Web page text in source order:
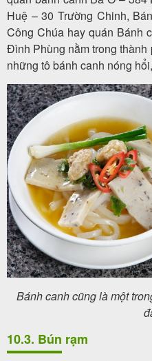
Huệ – 30 Trường Chinh,
Công Chúa hay quán Bánh
Đình Phùng nằm trong
những tô bánh canh nóng
Bánh canh cũng là một
10.3. Bún rạm